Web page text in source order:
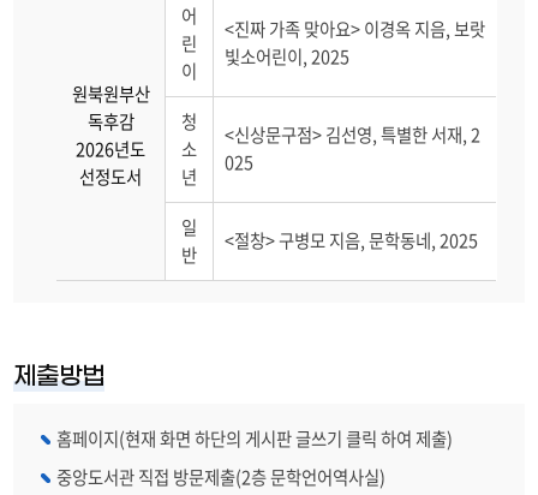
원북원부산
독후감
2026년도
선정도서
어
린
이
<진짜 가족 맞아요> 이경옥 지음, 보랏
빛소어린이, 2025
청
소
년
<신상문구점> 김선영, 특별한 서재, 2
025
일
반
<절창> 구병모 지음, 문학동네, 2025
제출방법
홈페이지(현재 화면 하단의 게시판 글쓰기 클릭 하여 제출)
중앙도서관 직접 방문제출(2층 문학언어역사실)